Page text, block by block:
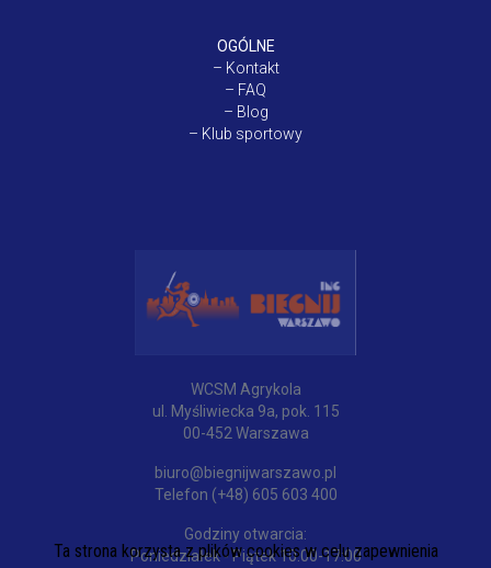
OGÓLNE
– Kontakt
– FAQ
– Blog
– Klub sportowy
WCSM Agrykola
ul. Myśliwiecka 9a, pok. 115
00-452 Warszawa
biuro@biegnijwarszawo.pl
Telefon (+48) 605 603 400
Godziny otwarcia:
Poniedziałek - Piątek 10:00-17:00
Ta strona korzysta z plików cookies w celu zapewnienia